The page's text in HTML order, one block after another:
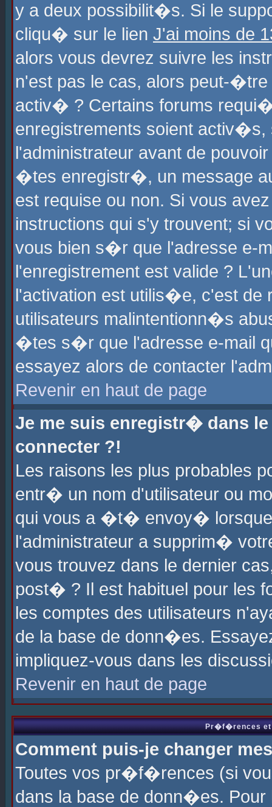
y a deux possibilit�s. Si le
cliqu� sur le lien J'ai moins de
alors vous devrez suivre les
n'est pas le cas, alors peut-
activ� ? Certains forums
enregistrements soient
l'administrateur avant de
�tes enregistr�, un message
est requise ou non. Si vous
instructions qui s'y trouvent; si
vous bien s�r que l'adresse e-
l'enregistrement est valide ?
l'activation est utilis�e, c'est
utilisateurs malintentionn�s
�tes s�r que l'adresse e-mail
essayez alors de contacter
Revenir en haut de page
Je me suis enregistr� dans
connecter ?!
Les raisons les plus probables
entr� un nom d'utilisateur ou
qui vous a �t� envoy�
l'administrateur a supprim�
vous trouvez dans le dernier
post� ? Il est habituel pour les
les comptes des utilisateurs
de la base de donn�es.
impliquez-vous dans les
Revenir en haut de page
Pr�f�rences et
Comment puis-je changer
Toutes vos pr�f�rences (si
dans la base de donn�es.